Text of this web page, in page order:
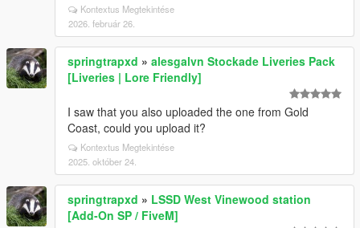
Kontextus Megtekintése
2026. február 26.
springtrapxd » alesgalvn Stockade Liveries Pack
[Liveries | Lore Friendly]
I saw that you also uploaded the one from Gold
Coast, could you upload it?
Kontextus Megtekintése
2025. október 24.
springtrapxd » LSSD West Vinewood station
[Add-On SP / FiveM]